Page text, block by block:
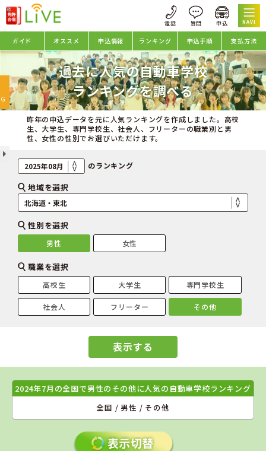
NAVI
ガイド オススメ 申込情報 ランキング 申込手順 支払方法
過去に人気の自動車学校
ランキングを調べる
昨年の申込データを元に人気ランキングを作成しました。高校
生、大学生、専門学校生、社会人、フリーターの職業別と男
性、女性の性別でお選びいただけます。
のランキング
地域を選択
性別を選択
男性 女性
職業を選択
高校生 大学生 専門学校生
社会人 フリーター その他
表示する
2024年7月の全国で男性のその他に人気の自動車学校ランキング
全国 / 男性 / その他